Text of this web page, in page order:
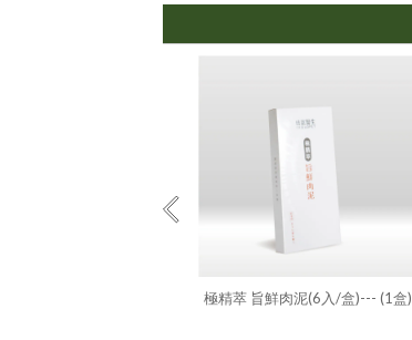
極精萃 旨鮮肉泥(6入/盒)--- (1盒)